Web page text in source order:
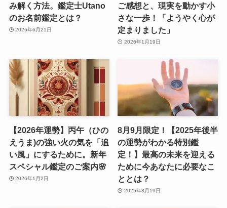
み解く方法。鑑定士Utano
のお名前鑑定とは？
2026年6月21日
ご感想と、現実を動かす小
さな一歩！「ようやく心が
定まりました」
2026年1月19日
【2026年運勢】丙午（ひの
えうま)の強い火の気を「追
い風」にするために。新年
スペシャル鑑定のご案内🌸
2026年1月2日
8月9月限定！【2025年後半
の運勢がわかる特別鑑
定！】最高の未来を迎える
ために今あなたに必要なこ
ととは？
2025年8月19日